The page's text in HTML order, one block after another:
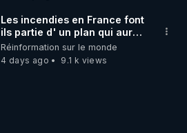
Les incendies en France font
ils partie d' un plan qui aurait
débuté le 11 septembre 2001
?
Réinformation sur le monde
4 days ago
9.1 k views